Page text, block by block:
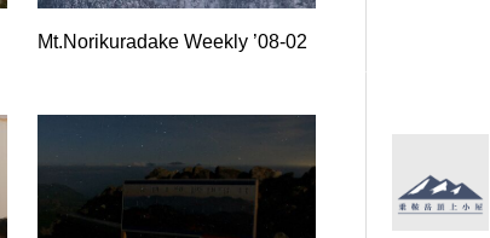
は・・・・・
Mt.Norikuradake Weekly ’08-02